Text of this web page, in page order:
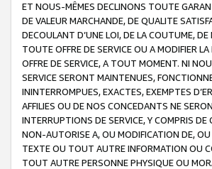
ET NOUS-MÊMES DECLINONS TOUTE
DE VALEUR MARCHANDE, DE QUALITE
DECOULANT D’UNE LOI, DE LA COUTUME,
TOUTE OFFRE DE SERVICE OU A MODIFIER
OFFRE DE SERVICE, A TOUT MOMENT. NI
SERVICE SERONT MAINTENUES,
ININTERROMPUES, EXACTES, EXEMPTES
AFFILIES OU DE NOS CONCEDANTS NE
INTERRUPTIONS DE SERVICE, Y COMPRIS
NON-AUTORISE A, OU MODIFICATION DE,
TEXTE OU TOUT AUTRE INFORMATION OU
TOUT AUTRE PERSONNE PHYSIQUE OU